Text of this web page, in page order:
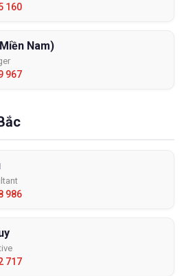
160
Nam)
967
986
717